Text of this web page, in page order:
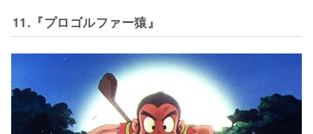
11.『プロゴルファー猿』